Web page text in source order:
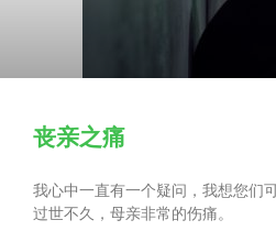
丧亲之痛
我心中一直有一个疑问，我想您们
过世不久，母亲非常的伤痛。